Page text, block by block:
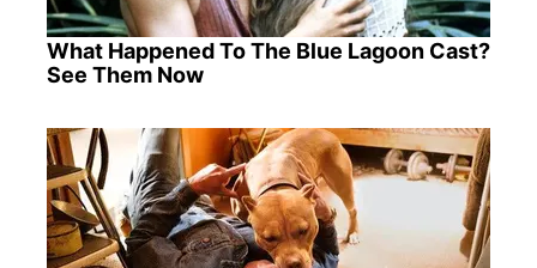
What Happened To The Blue Lagoon Cast?
See Them Now